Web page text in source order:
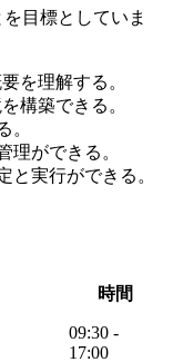
目標としていま
を理解する。
構築できる。
。
理ができる。
と実行ができる。
時間
09:30 -
17:00